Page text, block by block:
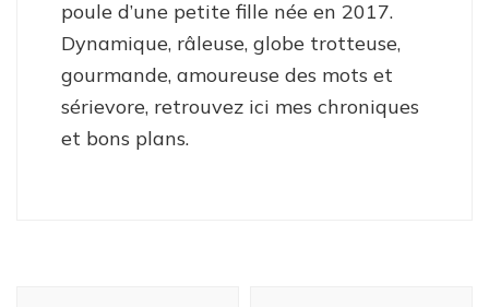
poule d’une petite fille née en 2017.
Dynamique, râleuse, globe trotteuse,
gourmande, amoureuse des mots et
sérievore, retrouvez ici mes chroniques
et bons plans.